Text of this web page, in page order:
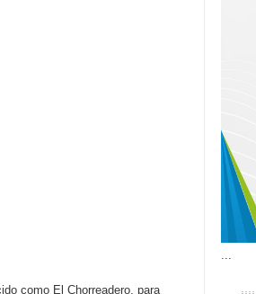
que llevaban décadas sin
en Filadelfia gracias al Gobierno de
gracias al Galardón de la Mujer
como El Chorreadero, para